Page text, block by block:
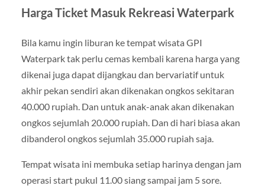
Harga Ticket Masuk Rekreasi Waterpark
Bila kamu ingin liburan ke tempat wisata GPI
Waterpark tak perlu cemas kembali karena harga yang
dikenai juga dapat dijangkau dan bervariatif untuk
akhir pekan sendiri akan dikenakan ongkos sekitaran
40.000 rupiah. Dan untuk anak-anak akan dikenakan
ongkos sejumlah 20.000 rupiah. Dan di hari biasa akan
dibanderol ongkos sejumlah 35.000 rupiah saja.
Tempat wisata ini membuka setiap harinya dengan jam
operasi start pukul 11.00 siang sampai jam 5 sore.